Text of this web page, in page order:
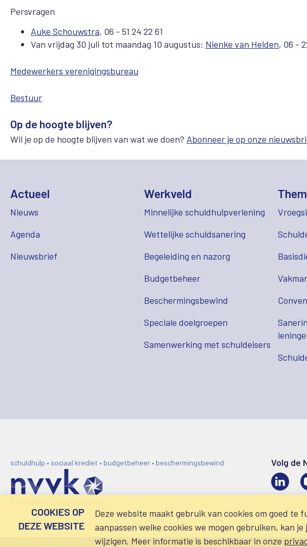
Persvragen
Auke Schouwstra, 06 - 51 24 22 61
Van vrijdag 30 juli tot maandag 10 augustus: Nienke van Helden, 06 -
Medewerkers verenigingsbureau
Bestuur
Op de hoogte blijven?
Wil je op de hoogte blijven van wat we doen? Abonneer je op onze
Actueel
Nieuws
Agenda
Nieuwsbrief
Werkveld
Minnelijke schuldhulpverlening
Wettelijke schuldsanering
Begeleiding en nazorg
Budgetbeheer
Beschermingsbewind
Speciale doelgroepen
Samenwerking met schuldeisers
schuldhulp • sociaal krediet • budgetbeheer • beschermingsbewind
Volg de
COOKIES OP
DEZE WEBSITE
Deze website maakt gebruik van cookies om goed te
aanpassen welke cookies we mogen gebruiken, kan
wijzigen. Meer informatie is beschikbaar in onze